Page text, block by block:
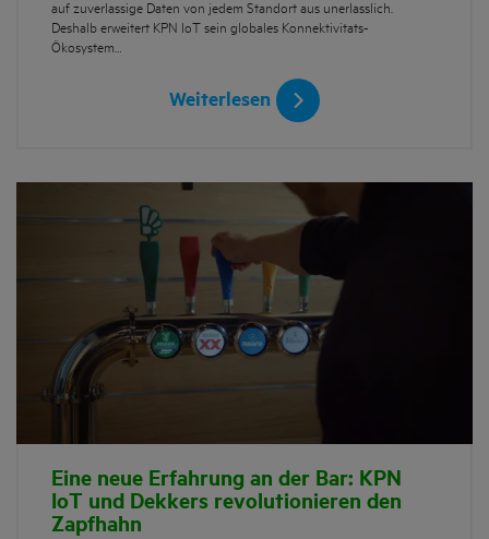
auf zuverlässige Daten von jedem Standort aus unerlässlich.
Deshalb erweitert KPN IoT sein globales Konnektivitäts-
Ökosystem…
Weiterlesen
Eine neue Erfahrung an der Bar: KPN
IoT und Dekkers revolutionieren den
Zapfhahn